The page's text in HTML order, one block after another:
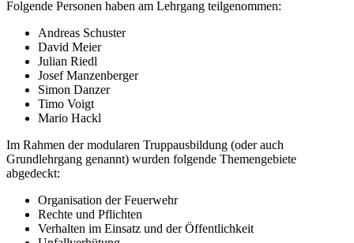
Folgende Personen haben am Lehrgang teilgenommen:
Andreas Schuster
David Meier
Julian Riedl
Josef Manzenberger
Simon Danzer
Timo Voigt
Mario Hackl
Im Rahmen der modularen Truppausbildung (oder auch
Grundlehrgang genannt) wurden folgende Themengebiete
abgedeckt:
Organisation der Feuerwehr
Rechte und Pflichten
Verhalten im Einsatz und der Öffentlichkeit